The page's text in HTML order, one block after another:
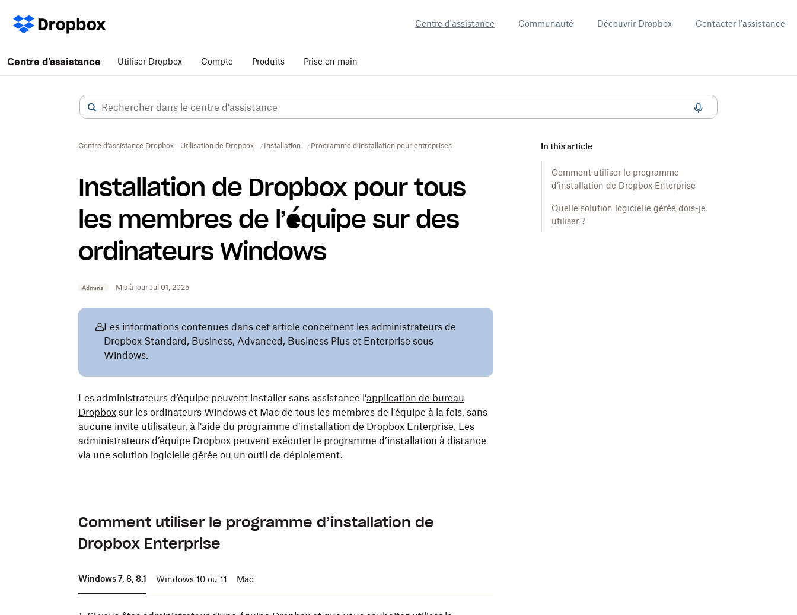
Centre d'assistance Communauté Découvrir Dropbox Contacter l'assistance
Centre d'assistance Utiliser Dropbox Compte Produits Prise en main
Centre d’assistance Dropbox - Utilisation de Dropbox Installation ​​Programme d’installation pour entreprises
Installation de Dropbox pour tous
les membres de l’équipe sur des
ordinateurs Windows
Admins Mis à jour Jul 01, 2025
In this article
Comment utiliser le programme
d’installation de Dropbox Enterprise
Quelle solution logicielle gérée dois-je
utiliser ?
Les informations contenues dans cet article concernent les administrateurs de
Dropbox Standard, Business, Advanced, Business Plus et Enterprise sous
Windows.
Les administrateurs d’équipe peuvent installer sans assistance l’application de bureau
Dropbox sur les ordinateurs Windows et Mac de tous les membres de l’équipe à la fois, sans
aucune invite utilisateur, à l’aide du programme d’installation de Dropbox Enterprise. Les
administrateurs d’équipe Dropbox peuvent exécuter le programme d’installation à distance
via une solution logicielle gérée ou un outil de déploiement.
Comment utiliser le programme d’installation de
Dropbox Enterprise
Windows 7, 8, 8.1 Windows 10 ou 11 Mac